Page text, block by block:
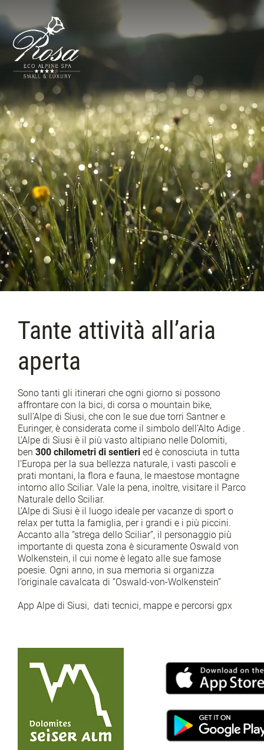
Tante attività all’aria
aperta
Sono tanti gli itinerari che ogni giorno si possono
affrontare con la bici, di corsa o mountain bike,
sull’Alpe di Siusi, che con le sue due torri Santner e
Euringer, è considerata come il simbolo dell’Alto Adige .
L’Alpe di Siusi è il più vasto altipiano nelle Dolomiti,
ben 300 chilometri di sentieri ed è conosciuta in tutta
l’Europa per la sua bellezza naturale, i vasti pascoli e
prati montani, la flora e fauna, le maestose montagne
intorno allo Sciliar. Vale la pena, inoltre, visitare il Parco
Naturale dello Sciliar.
L’Alpe di Siusi è il luogo ideale per vacanze di sport o
relax per tutta la famiglia, per i grandi e i più piccini.
Accanto alla “strega dello Sciliar”, il personaggio più
importante di questa zona è sicuramente Oswald von
Wolkenstein, il cui nome è legato alle sue famose
poesie. Ogni anno, in sua memoria si organizza
l’originale cavalcata di “Oswald-von-Wolkenstein”
App Alpe di Siusi, dati tecnici, mappe e percorsi gpx